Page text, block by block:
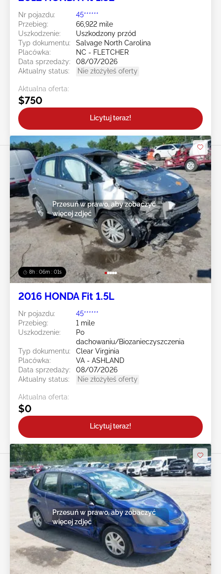
Nr pojazdu:
45******
Przebieg:
66,922 mile
Uszkodzenie:
Uszkodzony przód
Typ dokumentu:
Salvage North Carolina
Placówka:
NC - FLETCHER
Data sprzedaży:
08/07/2026
Aktualny status:
Nie złożyłeś oferty
Aktualna oferta:
$750
Licytuj teraz!
8h : 05m : 59s
Przesuń w prawo, aby zobaczyć
więcej zdjęć
2016 HONDA Fit 1.5L
Nr pojazdu:
45******
Przebieg:
1 mile
Uszkodzenie:
Po
dachowaniu/Biozanieczyszczenia
Typ dokumentu:
Clear Virginia
Placówka:
VA - ASHLAND
Data sprzedaży:
08/07/2026
Aktualny status:
Nie złożyłeś oferty
Aktualna oferta:
$0
Licytuj teraz!
Przesuń w prawo, aby zobaczyć
więcej zdjęć